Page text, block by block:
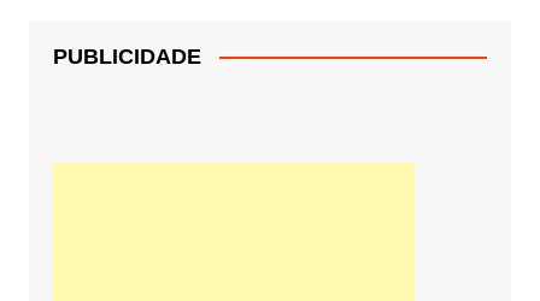
PUBLICIDADE